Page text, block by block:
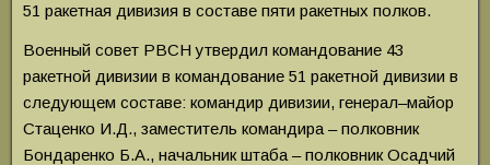
51 ракетная дивизия в составе пяти ракетных полков.
Военный совет РВСН утвердил командование 43
ракетной дивизии в командование 51 ракетной дивизии в
следующем составе: командир дивизии, генерал–майор
Стаценко И.Д., заместитель командира – полковник
Бондаренко Б.А., начальник штаба – полковник Осадчий